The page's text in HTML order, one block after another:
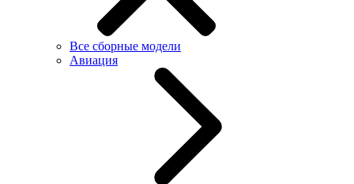
Все сборные модели
Авиация